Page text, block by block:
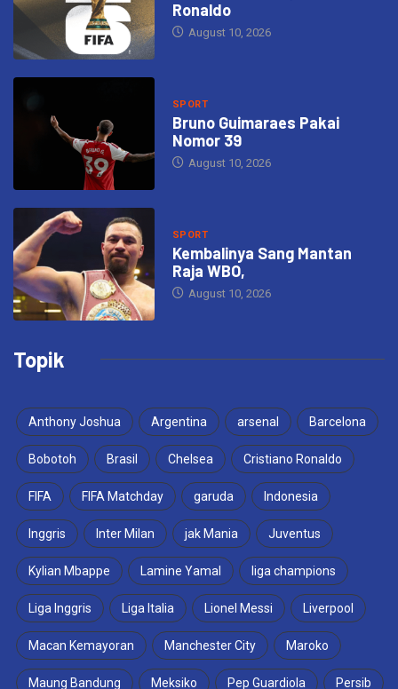
Ronaldo
August 10, 2026
SPORT
Bruno Guimaraes Pakai
Nomor 39
August 10, 2026
SPORT
Kembalinya Sang Mantan
Raja WBO,
August 10, 2026
Topik
Anthony Joshua Argentina arsenal Barcelona
Bobotoh Brasil Chelsea Cristiano Ronaldo
FIFA FIFA Matchday garuda Indonesia
Inggris Inter Milan jak Mania Juventus
Kylian Mbappe Lamine Yamal liga champions
Liga Inggris Liga Italia Lionel Messi Liverpool
Macan Kemayoran Manchester City Maroko
Maung Bandung Meksiko Pep Guardiola Persib